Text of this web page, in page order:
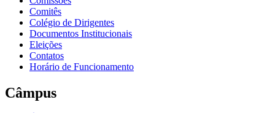
Comitês
Colégio de Dirigentes
Documentos Institucionais
Eleições
Contatos
Horário de Funcionamento
Câmpus